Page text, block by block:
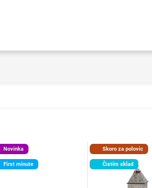
Novinka
First minute
Skoro za polovic
Čistím sklad